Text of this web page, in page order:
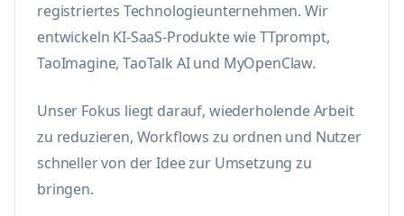
registriertes Technologieunternehmen. Wir
entwickeln KI-SaaS-Produkte wie TTprompt,
TaoImagine, TaoTalk AI und MyOpenClaw.
Unser Fokus liegt darauf, wiederholende Arbeit
zu reduzieren, Workflows zu ordnen und Nutzer
schneller von der Idee zur Umsetzung zu
bringen.